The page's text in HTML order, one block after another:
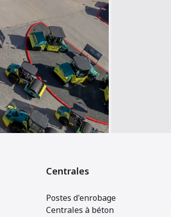
Centrales
Postes d'enrobage
Centrales à béton